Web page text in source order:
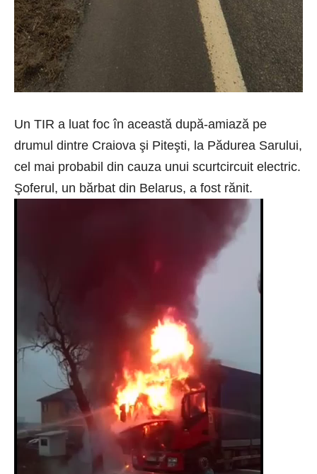
Un TIR a luat foc în această după-amiază pe
drumul dintre Craiova şi Piteşti, la Pădurea Sarului,
cel mai probabil din cauza unui scurtcircuit electric.
Şoferul, un bărbat din Belarus, a fost rănit.